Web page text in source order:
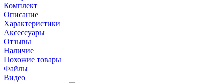
Комплект
Описание
Характеристики
Аксессуары
Отзывы
Наличие
Похожие товары
Файлы
Видео